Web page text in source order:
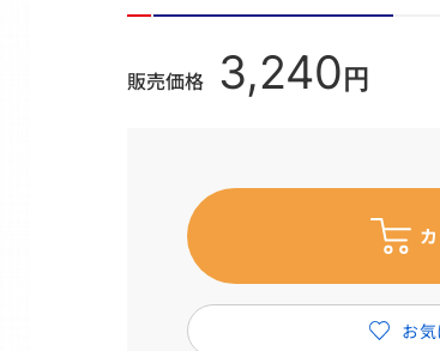
販売価格 3,240円